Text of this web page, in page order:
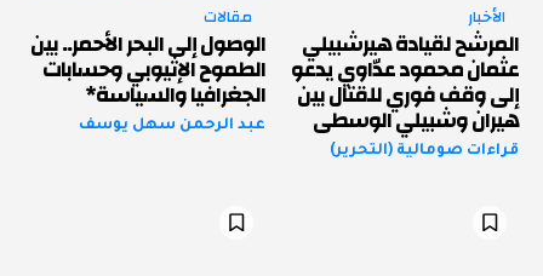
الأخبار
المرشح لقيادة هيرشبيلي
عثمان محمود عدّاوي يدعو
إلى وقف فوري للقتال بين
هيران وشبيلي الوسطى
قراءات صومالية (التحرير)
مقالات
الوصول إلى البحر الأحمر.. بين
الطموح الإثيوبي وحسابات
الجغرافيا والسياسة*
عبد الرحمن سهل يوسف